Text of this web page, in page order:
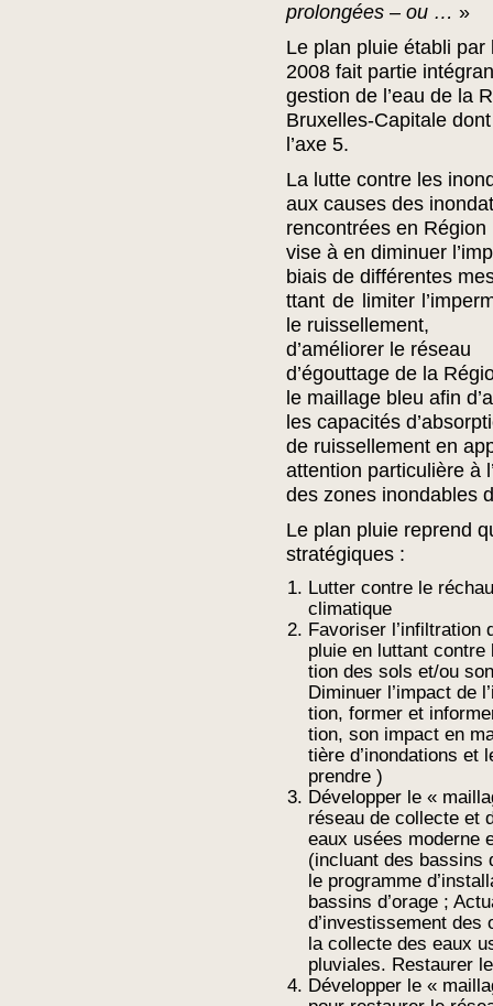
prolongées – ou … »
Le plan pluie établi par
2008 fait partie
gestion de l’eau de la
Bruxelles-Capitale
l’axe 5.
La lutte contre les
aux causes des
rencontrées en
vise à en diminuer
biais de différentes
ttant de limiter
le ruissellement,
d’améliorer le réseau
d’égouttage de la
le maillage bleu afin
les capacités
de ruissellement en
attention particulière à
des zones inondables
Le plan pluie reprend
stratégiques :
Lutter contre le
climatique
Favoriser l’infiltration
pluie en luttant contre
tion des sols et/ou
Diminuer l’impact de
tion, former et
tion, son impact en
tière d’inondations et
prendre )
Développer le «
réseau de collecte et
eaux usées moderne
(incluant des bassins
le programme
bassins d’orage ;
d’investissement des
la collecte des eaux
pluviales. Restaurer
Développer le «